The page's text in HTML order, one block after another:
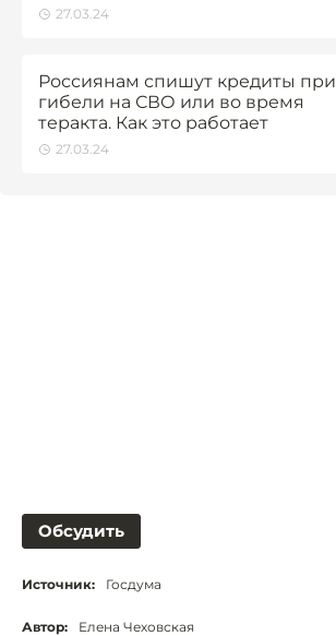
27.03.24
Россиянам спишут кредиты при
гибели на СВО или во время
теракта. Как это работает
27.03.24
Обсудить
Источник: Госдума
Автор: Елена Чеховская